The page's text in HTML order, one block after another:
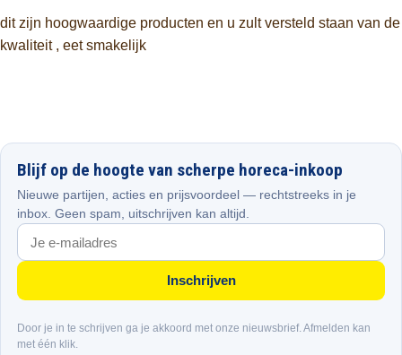
dit zijn hoogwaardige producten en u zult versteld staan van de
kwaliteit , eet smakelijk
Blijf op de hoogte van scherpe horeca-inkoop
Nieuwe partijen, acties en prijsvoordeel — rechtstreeks in je
inbox. Geen spam, uitschrijven kan altijd.
Inschrijven
Door je in te schrijven ga je akkoord met onze nieuwsbrief. Afmelden kan
met één klik.